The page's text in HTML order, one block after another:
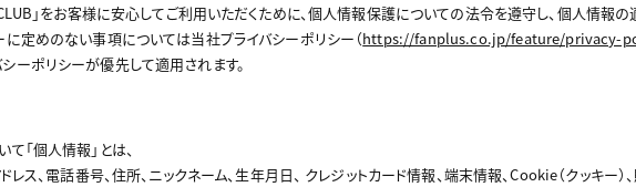
」をお客様に安心してご利用いただくために、個人情報保護についての法令を遵守し、個人情報の
に定めのない事項については当社プライバシーポリシー（https://fanplus.co.jp/feature/privacy-
ーポリシーが優先して適用されます。
「個人情報」とは、
レス、電話番号、住所、ニックネーム、生年月日、 クレジットカード情報、端末情報、Cookie（クッキ